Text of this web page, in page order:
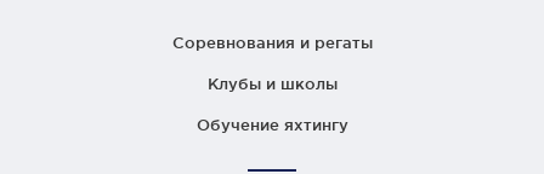
Соревнования и регаты
Клубы и школы
Обучение яхтингу